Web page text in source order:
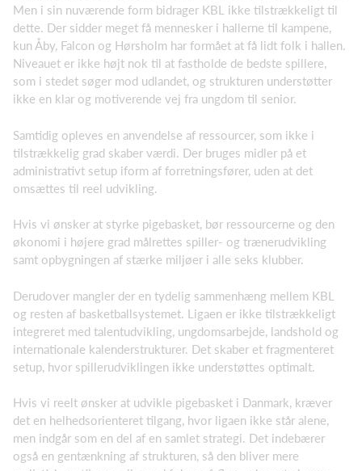
Men i sin nuværende form bidrager KBL ikke tilstrækkeligt til
dette. Der sidder meget få mennesker i hallerne til kampene,
kun Åby, Falcon og Hørsholm har formået at få lidt folk i hallen.
Niveauet er ikke højt nok til at fastholde de bedste spillere,
som i stedet søger mod udlandet, og strukturen understøtter
ikke en klar og motiverende vej fra ungdom til senior.
Samtidig opleves en anvendelse af ressourcer, som ikke i
tilstrækkelig grad skaber værdi. Der bruges midler på et
administrativt setup iform af forretningsfører, uden at det
omsættes til reel udvikling.
Hvis vi ønsker at styrke pigebasket, bør ressourcerne og den
økonomi i højere grad målrettes spiller- og trænerudvikling
samt opbygningen af stærke miljøer i alle seks klubber.
Derudover mangler der en tydelig sammenhæng mellem KBL
og resten af basketballsystemet. Ligaen er ikke tilstrækkeligt
integreret med talentudvikling, ungdomsarbejde, landshold og
internationale kalenderstrukturer. Det skaber et fragmenteret
setup, hvor spillerudviklingen ikke understøttes optimalt.
Hvis vi reelt ønsker at udvikle pigebasket i Danmark, kræver
det en helhedsorienteret tilgang, hvor ligaen ikke står alene,
men indgår som en del af en samlet strategi. Det indebærer
også en gentænkning af strukturen, så den bliver mere